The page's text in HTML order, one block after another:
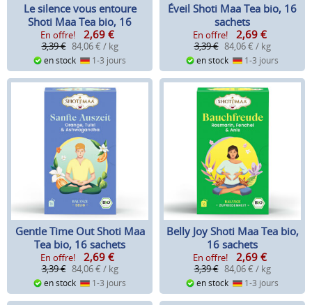
Le silence vous entoure
Shoti Maa Tea bio, 16
sachets
En offre! 2,69 €
3,39 € 84,06 € / kg
en stock 1-3 jours
Éveil Shoti Maa Tea bio, 16
sachets
En offre! 2,69 €
3,39 € 84,06 € / kg
en stock 1-3 jours
Gentle Time Out Shoti Maa
Tea bio, 16 sachets
En offre! 2,69 €
3,39 € 84,06 € / kg
en stock 1-3 jours
Belly Joy Shoti Maa Tea bio,
16 sachets
En offre! 2,69 €
3,39 € 84,06 € / kg
en stock 1-3 jours